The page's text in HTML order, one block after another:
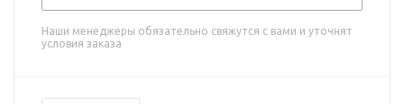
Наши менеджеры обязательно свяжутся с вами и уточнят
условия заказа